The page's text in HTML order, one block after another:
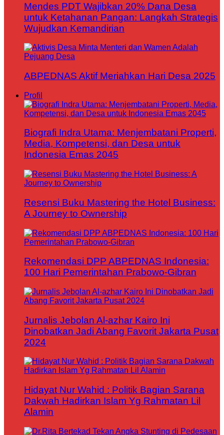
Mendes PDT Wajibkan 20% Dana Desa
untuk Ketahanan Pangan: Langkah Strategis
Wujudkan Kemandirian
ABPEDNAS Aktif Meriahkan Hari Desa 2025
Profil
Biografi Indra Utama: Menjembatani Properti,
Media, Kompetensi, dan Desa untuk
Indonesia Emas 2045
Resensi Buku Mastering the Hotel Business:
A Journey to Ownership
Rekomendasi DPP ABPEDNAS Indonesia:
100 Hari Pemerintahan Prabowo-Gibran
Jurnalis Jebolan Al-azhar Kairo Ini
Dinobatkan Jadi Abang Favorit Jakarta Pusat
2024
Hidayat Nur Wahid : Politik Bagian Sarana
Dakwah Hadirkan Islam Yg Rahmatan Lil
Alamin